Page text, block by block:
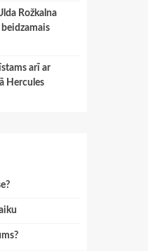
Rožkalna
arī ar
Hercules